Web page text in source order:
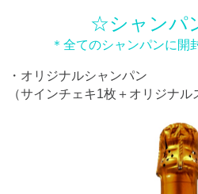
☆シャンパ
＊全てのシャンパンに開
・オリジナルシャンパン
（サインチェキ1枚＋オリジナル